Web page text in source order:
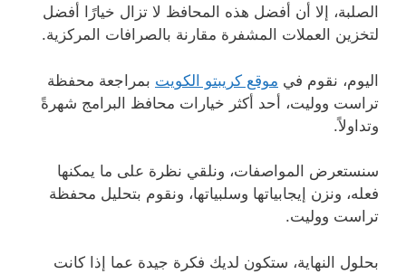
الصلبة، إلا أن أفضل هذه المحافظ لا تزال خيارًا أفضل
لتخزين العملات المشفرة مقارنة بالصرافات المركزية.
اليوم، نقوم في موقع كريبتو الكويت بمراجعة محفظة
تراست ووليت، أحد أكثر خيارات محافظ البرامج شهرةً
وتداولاً.
سنستعرض المواصفات، ونلقي نظرة على ما يمكنها
فعله، ونزن إيجابياتها وسلبياتها، ونقوم بتحليل محفظة
تراست ووليت.
بحلول النهاية، ستكون لديك فكرة جيدة عما إذا كانت